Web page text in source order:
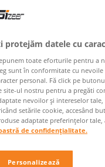
protejăm datele cu
toate eforturile pentru a
sunt în conformitate cu
personal. Fă click pe
site-ul nostru pentru a pregăti
nevoilor și intereselor
setările cookie, accesând
adaptate preferințelor
de confidențialitate.
Personalizează